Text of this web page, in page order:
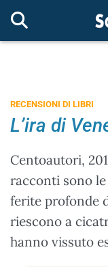
RECENSIONI DI LIBRI
L’ira di
Centoautori,
racconti sono
ferite profonde
riescono a
hanno vissuto